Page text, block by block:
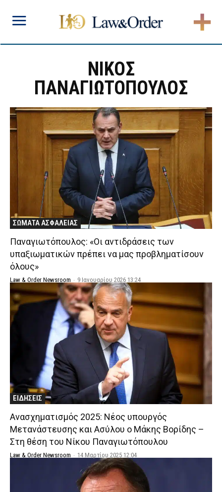
ΝΙΚΟΣ
ΠΑΝΑΓΙΩΤΟΠΟΥΛΟΣ
ΣΩΜΑΤΑ ΑΣΦΑΛΕΙΑΣ
Παναγιωτόπουλος: «Oι αντιδράσεις των
υπαξιωματικών πρέπει να μας προβληματίσουν
όλους»
Law & Order Newsroom - 9 Ιανουαρίου 2026 13:24
ΕΙΔΗΣΕΙΣ
Ανασχηματισμός 2025: Νέος υπουργός
Μετανάστευσης και Ασύλου ο Μάκης Βορίδης –
Στη θέση του Νίκου Παναγιωτόπουλου
Law & Order Newsroom - 14 Μαρτίου 2025 12:04